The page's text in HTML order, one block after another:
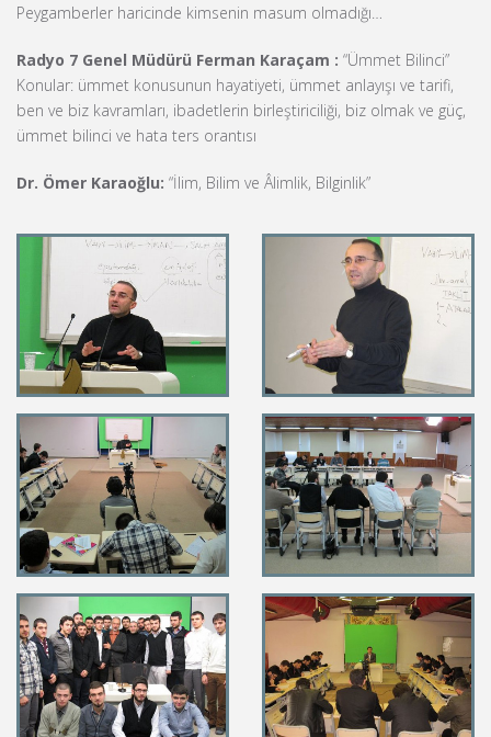
Peygamberler haricinde kimsenin masum olmadığı…
Radyo 7 Genel Müdürü Ferman Karaçam : “Ümmet Bilinci”
Konular: ümmet konusunun hayatiyeti, ümmet anlayışı ve tarifi,
ben ve biz kavramları, ibadetlerin birleştiriciliği, biz olmak ve güç,
ümmet bilinci ve hata ters orantısı
Dr. Ömer Karaoğlu: “İlim, Bilim ve Âlimlik, Bilginlik”